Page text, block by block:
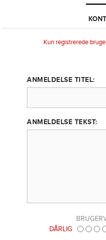
Kun registrerede
ANMELDELSE TITEL:
ANMELDELSE TEKST:
DÅRLIG